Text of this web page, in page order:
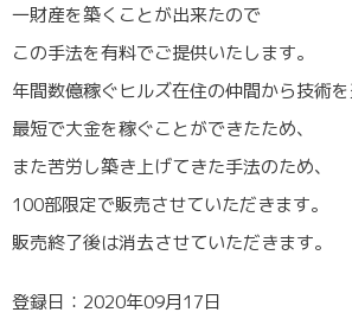
一財産を築くことが出来たので
この手法を有料でご提供いたします。
年間数億稼ぐヒルズ在住の仲間から技術を
最短で大金を稼ぐことができたため、
また苦労し築き上げてきた手法のため、
100部限定で販売させていただきます。
販売終了後は消去させていただきます。
登録日：2020年09月17日